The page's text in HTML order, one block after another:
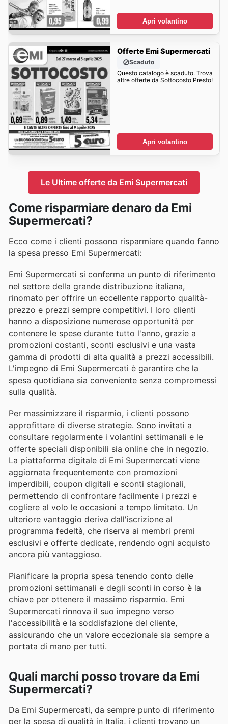
Apri volantino
Offerte Emi Supermercati
Scaduto
Questo catalogo è scaduto. Trova
altre offerte da Sottocosto Presto!
Apri volantino
Le Ultime offerte da Emi Supermercati
Come risparmiare denaro da Emi
Supermercati?
Ecco come i clienti possono risparmiare quando fanno
la spesa presso Emi Supermercati:
Emi Supermercati si conferma un punto di riferimento
nel settore della grande distribuzione italiana,
rinomato per offrire un eccellente rapporto qualità-
prezzo e prezzi sempre competitivi. I loro clienti
hanno a disposizione numerose opportunità per
contenere le spese durante tutto l'anno, grazie a
promozioni costanti, sconti esclusivi e una vasta
gamma di prodotti di alta qualità a prezzi accessibili.
L'impegno di Emi Supermercati è garantire che la
spesa quotidiana sia conveniente senza compromessi
sulla qualità.
Per massimizzare il risparmio, i clienti possono
approfittare di diverse strategie. Sono invitati a
consultare regolarmente i volantini settimanali e le
offerte speciali disponibili sia online che in negozio.
La piattaforma digitale di Emi Supermercati viene
aggiornata frequentemente con promozioni
imperdibili, coupon digitali e sconti stagionali,
permettendo di confrontare facilmente i prezzi e
cogliere al volo le occasioni a tempo limitato. Un
ulteriore vantaggio deriva dall'iscrizione al
programma fedeltà, che riserva ai membri premi
esclusivi e offerte dedicate, rendendo ogni acquisto
ancora più vantaggioso.
Pianificare la propria spesa tenendo conto delle
promozioni settimanali e degli sconti in corso è la
chiave per ottenere il massimo risparmio. Emi
Supermercati rinnova il suo impegno verso
l'accessibilità e la soddisfazione del cliente,
assicurando che un valore eccezionale sia sempre a
portata di mano per tutti.
Quali marchi posso trovare da Emi
Supermercati?
Da Emi Supermercati, da sempre punto di riferimento
per la spesa di qualità in Italia, i clienti trovano un